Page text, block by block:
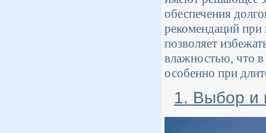
обеспечения
рекомендаций при
позволяет
влажностью, что
особенно при
1. Выбор и